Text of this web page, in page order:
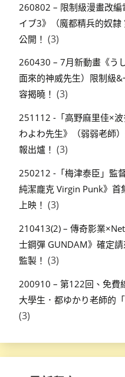
260802 – 限制級漫畫改
イブ3》（魔都精兵的奴
公開！ (3)
260430 – 7月新動畫《う
面來的神威先生）限制級
容揭曉！ (3)
251112 -「高野麻里佳×
わよわ先生》（弱弱老師
報出爐！ (3)
250212 -「梅津泰臣」監
純潔龐克 Virgin Punk》
上映！ (3)
210413(2) – 傳奇影業
士鋼彈 GUNDAM》確定
監製！ (3)
200910 – 第122回、免費
大學生．都ゆかり老師的
(3)